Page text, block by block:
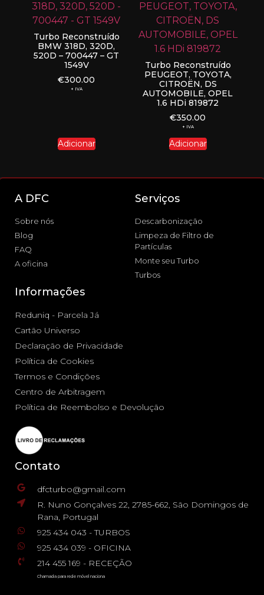
Turbo Reconstruído
BMW 318D, 320D,
520D – 700447 – GT
1549V
€300.00
+ IVA
Adicionar
Turbo Reconstruído
PEUGEOT, TOYOTA,
CITROËN, DS
AUTOMOBILE, OPEL
1.6 HDi 819872
€350.00
+ IVA
Adicionar
A DFC
Sobre nós
Blog
FAQ
A oficina
Serviços
Descarbonização
Limpeza de Filtro de
Partículas
Monte seu Turbo
Turbos
Informações
Reduniq - Parcela Já
Cartão Universo
Declaração de Privacidade
Política de Cookies
Termos e Condições
Centro de Arbitragem
Política de Reembolso e Devolução
Contato
dfcturbo@gmail.com
R. Nuno Gonçalves 22, 2785-662, São Domingos de
Rana, Portugal
925 434 043 - TURBOS
925 434 039 - OFICINA
214 455 169 - RECEÇÃO
Chamada para rede móvel naciona